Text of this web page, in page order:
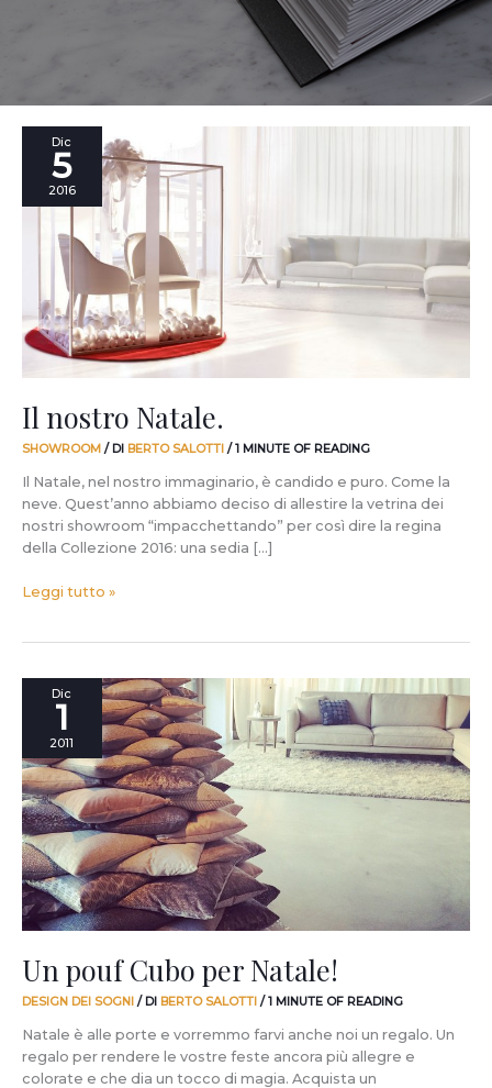
Dic
5
2016
Il nostro Natale.
SHOWROOM / DI BERTO SALOTTI /1 MINUTE OF READING
Il Natale, nel nostro immaginario, è candido e puro. Come la
neve. Quest’anno abbiamo deciso di allestire la vetrina dei
nostri showroom “impacchettando” per così dire la regina
della Collezione 2016: una sedia […]
nostro
Natale.
Leggi tutto »
Dic
1
2011
Un pouf Cubo per Natale!
DESIGN DEI SOGNI / DI BERTO SALOTTI /1 MINUTE OF READING
Natale è alle porte e vorremmo farvi anche noi un regalo. Un
regalo per rendere le vostre feste ancora più allegre e
colorate e che dia un tocco di magia. Acquista un
Natale!